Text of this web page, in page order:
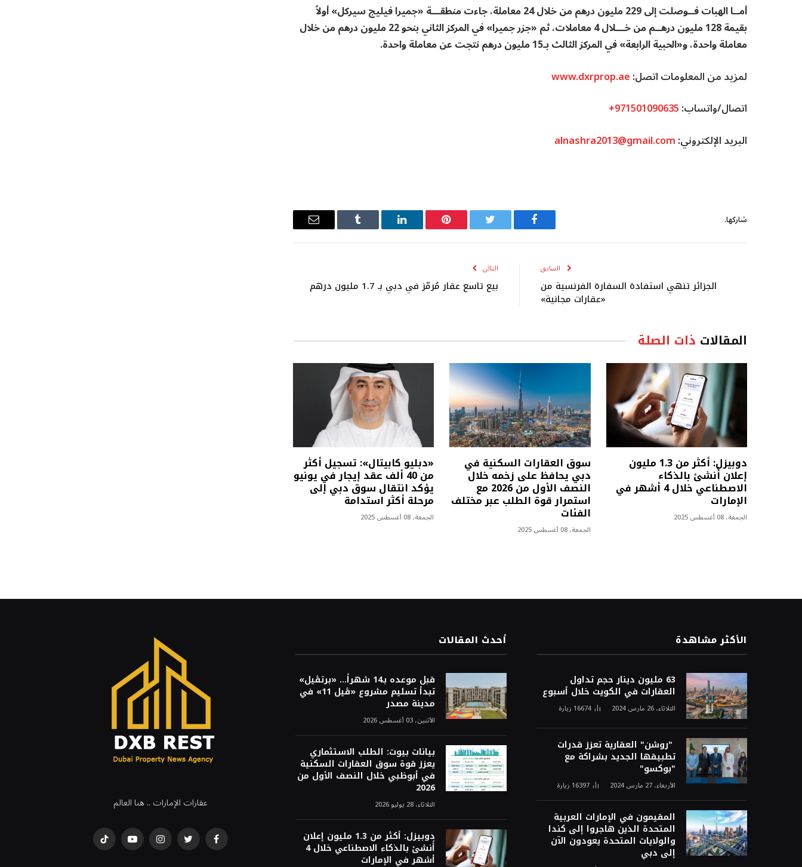
أمــا الهبات فــوصلت إلى 229 مليون درهم من خلال 24 معاملة، جاءت منطقـــة «جميرا فيليج سيركل» أولاً
بقيمة 128 مليون درهــم من خـــلال 4 معاملات، ثم «جزر جميرا» في المركز الثاني بنحو 22 مليون درهم من خلال
معاملة واحدة، و«الحبية الرابعة» في المركز الثالث بـ15 مليون درهم نتجت عن معاملة واحدة.
لمزيد من المعلومات اتصل:www.dxrprop.ae
اتصال/واتساب:+971501090635
البريد الإلكتروني:alnashra2013@gmail.com
شاركها.
فيسبوك تويتر بينتيريستلينكدإن Tumblr
البريد
السابق
الجزائر تنهي استفادة السفارة الفرنسية من
«عقارات مجانية»
التالى
بيع تاسع عقار مُرمّز في دبي بـ 1.7 مليون درهم
المقالات ذات الصلة
دوبيزل: أكثر من 1.3 مليون
إعلان أُنشئ بالذكاء
الاصطناعي خلال 4 أشهر في
الإمارات
الجمعة، 08 أغسطس 2025
سوق العقارات السكنية في
دبي يحافظ على زخمه خلال
النصف الأول من 2026 مع
استمرار قوة الطلب عبر مختلف
الفئات
الجمعة، 08 أغسطس 2025
«دبليو كابيتال»: تسجيل أكثر
من 40 ألف عقد إيجار في يونيو
يؤكد انتقال سوق دبي إلى
مرحلة أكثر استدامة
الجمعة، 08 أغسطس 2025
الأكثر مشاهدة
63 مليون دينار حجم تداول
العقارات في الكويت خلال أسبوع
الثلاثاء، 26 مارس 2024 16674 زيارة
"روشن" العقارية تعزز قدرات
تطبيقها الجديد بشراكة مع
"بوكسو"
الأربعاء، 27 مارس 2024 16397 زيارة
المقيمون في الإمارات العربية
المتحدة الذين هاجروا إلى كندا
والولايات المتحدة يعودون الآن
إلى دبي
أحدث المقالات
قبل موعده بـ14 شهراً... «برتڤيل»
تبدأ تسليم مشروع «ڤيل 11» في
مدينة مصدر
الأثنين، 03 أغسطس 2026
بيانات بيوت: الطلب الاستثماري
يعزز قوة سوق العقارات السكنية
في أبوظبي خلال النصف الأول من
2026
الثلاثاء، 28 يوليو 2026
دوبيزل: أكثر من 1.3 مليون إعلان
أُنشئ بالذكاء الاصطناعي خلال 4
أشهر في الإمارات
عقارات الإمارات .. هنا العالم
فيسبوكتويتر انستغراميوتيوب تيكتوك